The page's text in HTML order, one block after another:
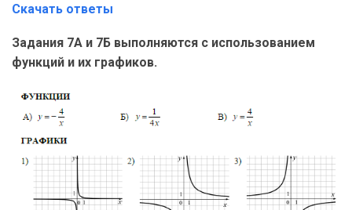
Скачать ответы
Задания 7А и 7Б выполняются с использованием
функций и их графиков.